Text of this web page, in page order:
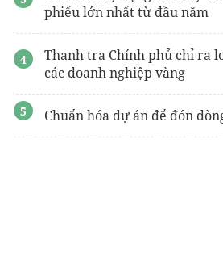
phiếu lớn nhất từ đầu năm
Thanh tra Chính phủ chỉ ra
các doanh nghiệp vàng
Chuẩn hóa dự án để đón